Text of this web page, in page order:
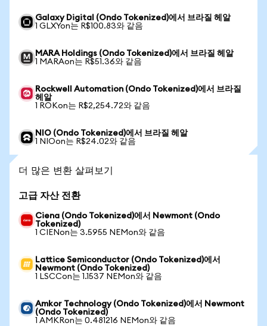
Galaxy Digital (Ondo Tokenized)에서 브라질 헤알
1 GLXYon는 R$100.83와 같음
MARA Holdings (Ondo Tokenized)에서 브라질 헤알
1 MARAon는 R$51.36와 같음
Rockwell Automation (Ondo Tokenized)에서 브라질
헤알
1 ROKon는 R$2,254.72와 같음
NIO (Ondo Tokenized)에서 브라질 헤알
1 NIOon는 R$24.02와 같음
더 많은 변환 살펴보기
고급 자산 전환
Ciena (Ondo Tokenized)에서 Newmont (Ondo
Tokenized)
1 CIENon는 3.5955 NEMon와 같음
Lattice Semiconductor (Ondo Tokenized)에서
Newmont (Ondo Tokenized)
1 LSCCon는 1.1537 NEMon와 같음
Amkor Technology (Ondo Tokenized)에서 Newmont
(Ondo Tokenized)
1 AMKRon는 0.481216 NEMon와 같음